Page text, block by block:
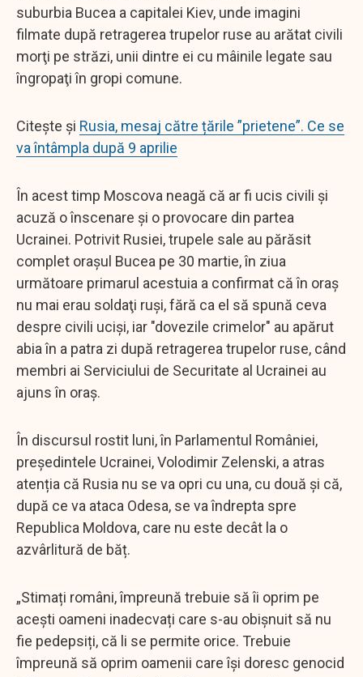
suburbia Bucea a capitalei Kiev, unde imagini
filmate după retragerea trupelor ruse au arătat civili
morţi pe străzi, unii dintre ei cu mâinile legate sau
îngropaţi în gropi comune.
Citește și Rusia, mesaj către țările ”prietene”. Ce se
va întâmpla după 9 aprilie
În acest timp Moscova neagă că ar fi ucis civili şi
acuză o înscenare şi o provocare din partea
Ucrainei. Potrivit Rusiei, trupele sale au părăsit
complet oraşul Bucea pe 30 martie, în ziua
următoare primarul acestuia a confirmat că în oraş
nu mai erau soldaţi ruşi, fără ca el să spună ceva
despre civili ucişi, iar "dovezile crimelor" au apărut
abia în a patra zi după retragerea trupelor ruse, când
membri ai Serviciului de Securitate al Ucrainei au
ajuns în oraş.
În discursul rostit luni, în Parlamentul României,
președintele Ucrainei, Volodimir Zelenski, a atras
atenția că Rusia nu se va opri cu una, cu două și că,
după ce va ataca Odesa, se va îndrepta spre
Republica Moldova, care nu este decât la o
azvârlitură de băț.
„Stimați români, împreună trebuie să îi oprim pe
acești oameni inadecvați care s-au obișnuit să nu
fie pedepsiți, că li se permite orice. Trebuie
împreună să oprim oamenii care își doresc genocid